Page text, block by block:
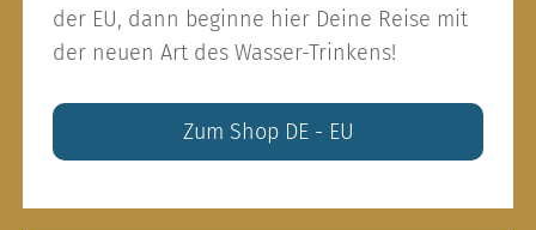
der EU, dann beginne hier Deine Reise mit
der neuen Art des Wasser-Trinkens!
Zum Shop DE - EU